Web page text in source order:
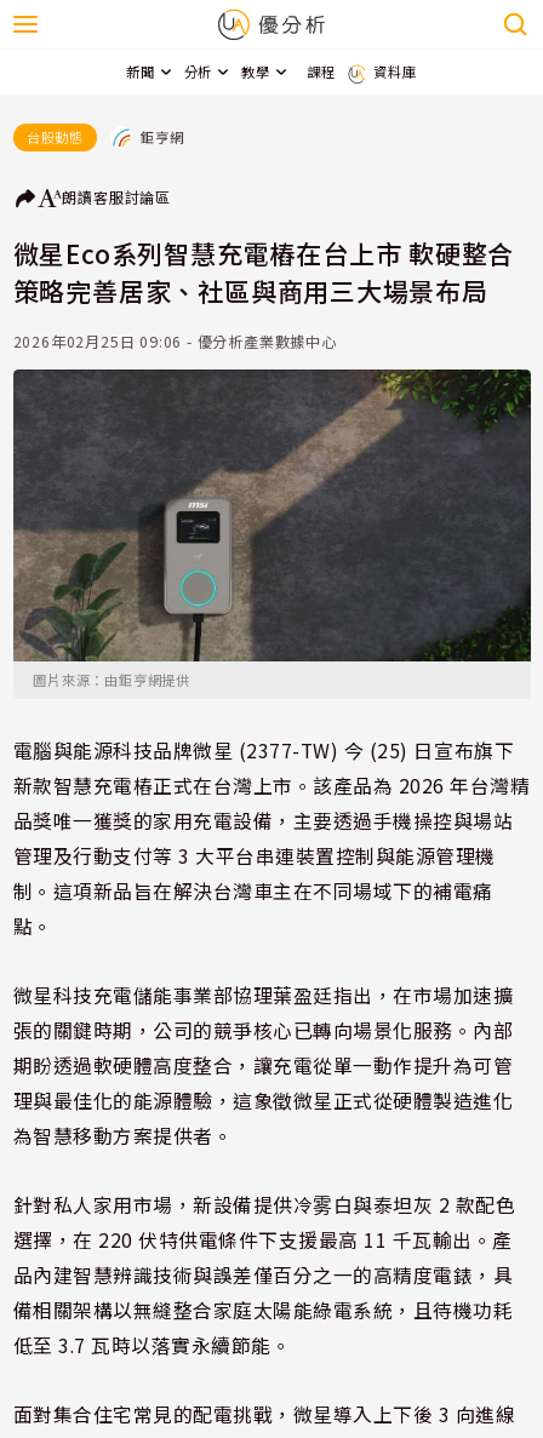
新聞 分析 教學 課程 資料庫
台股動態 鉅亨網
朗讀客服討論區
微星Eco系列智慧充電樁在台上市 軟硬整合
策略完善居家、社區與商用三大場景布局
2026年02月25日 09:06 - 優分析產業數據中心
圖片來源：由鉅亨網提供
電腦與能源科技品牌微星 (2377-TW) 今 (25) 日宣布旗下
新款智慧充電樁正式在台灣上市。該產品為 2026 年台灣精
品獎唯一獲獎的家用充電設備，主要透過手機操控與場站
管理及行動支付等 3 大平台串連裝置控制與能源管理機
制。這項新品旨在解決台灣車主在不同場域下的補電痛
點。
微星科技充電儲能事業部協理葉盈廷指出，在市場加速擴
張的關鍵時期，公司的競爭核心已轉向場景化服務。內部
期盼透過軟硬體高度整合，讓充電從單一動作提升為可管
理與最佳化的能源體驗，這象徵微星正式從硬體製造進化
為智慧移動方案提供者。
針對私人家用市場，新設備提供冷雾白與泰坦灰 2 款配色
選擇，在 220 伏特供電條件下支援最高 11 千瓦輸出。產
品內建智慧辨識技術與誤差僅百分之一的高精度電錶，具
備相關架構以無縫整合家庭太陽能綠電系統，且待機功耗
低至 3.7 瓦時以落實永續節能。
面對集合住宅常見的配電挑戰，微星導入上下後 3 向進線